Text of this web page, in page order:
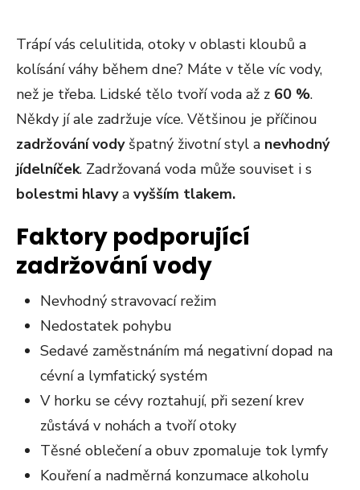
Trápí vás celulitida, otoky v oblasti kloubů a
kolísání váhy během dne? Máte v těle víc vody,
než je třeba. Lidské tělo tvoří voda až z 60 %.
Někdy jí ale zadržuje více. Většinou je příčinou
zadržování vodyšpatný životní styl a nevhodný
jídelníček. Zadržovaná voda může souviset i s
bolestmi hlavya vyšším tlakem.
Faktory podporující
zadržování vody
Nevhodný stravovací režim
Nedostatek pohybu
Sedavé zaměstnáním má negativní dopad na
cévní a lymfatický systém
V horku se cévy roztahují, při sezení krev
zůstává v nohách a tvoří otoky
Těsné oblečení a obuv zpomaluje tok lymfy
Kouření a nadměrná konzumace alkoholu